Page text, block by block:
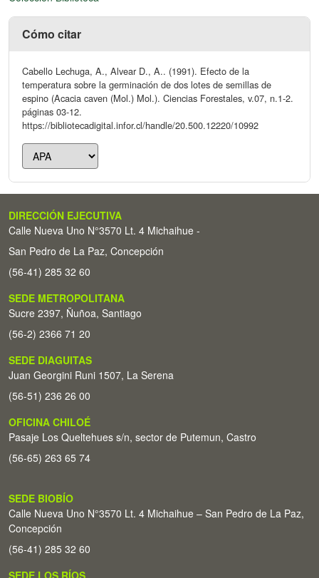
Cómo citar
Cabello Lechuga, A., Alvear D., A.. (1991). Efecto de la
temperatura sobre la germinación de dos lotes de semillas de
espino (Acacia caven (Mol.) Mol.). Ciencias Forestales, v.07, n.1-2.
páginas 03-12.
https://bibliotecadigital.infor.cl/handle/20.500.12220/10992
DIRECCIÓN EJECUTIVA
Calle Nueva Uno N°3570 Lt. 4 Michaihue -
San Pedro de La Paz, Concepción
(56-41) 285 32 60
SEDE METROPOLITANA
Sucre 2397, Ñuñoa, Santiago
(56-2) 2366 71 20
SEDE DIAGUITAS
Juan Georgini Runi 1507, La Serena
(56-51) 236 26 00
OFICINA CHILOÉ
Pasaje Los Queltehues s/n, sector de Putemun, Castro
(56-65) 263 65 74
SEDE BIOBÍO
Calle Nueva Uno N°3570 Lt. 4 Michaihue – San Pedro de La Paz,
Concepción
(56-41) 285 32 60
SEDE LOS RÍOS